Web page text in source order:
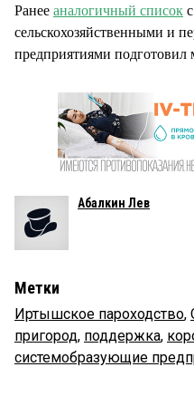
Ранее аналогичный список
сельскохозяйственными и
предприятиями подготовил
Абалкин Лев
Метки
Иртышское пароходство,
пригород, поддержка,
системобразующие